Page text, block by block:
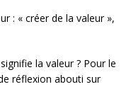
: « créer de la valeur »,
la valeur ? Pour le
réflexion abouti sur